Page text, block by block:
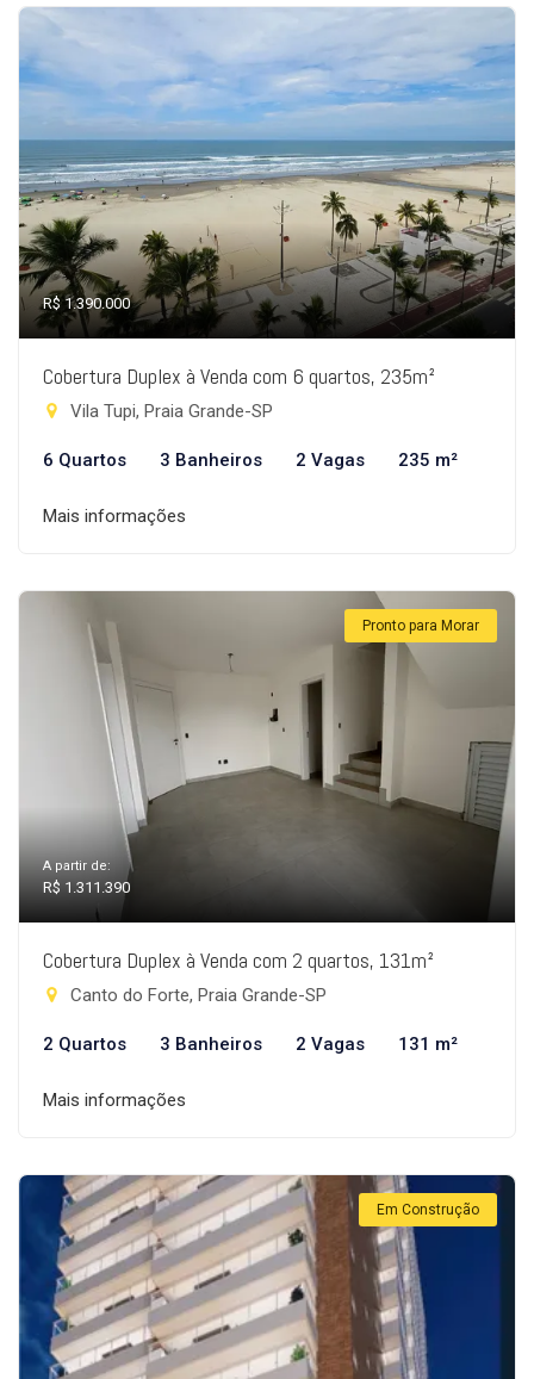
R$ 1.390.000
Cobertura Duplex à Venda com 6 quartos, 235m²
Vila Tupi, Praia Grande-SP
6 Quartos 3 Banheiros 2 Vagas 235 m²
Mais informações
Pronto para Morar
A partir de:
R$ 1.311.390
Cobertura Duplex à Venda com 2 quartos, 131m²
Canto do Forte, Praia Grande-SP
2 Quartos 3 Banheiros 2 Vagas 131 m²
Mais informações
Em Construção